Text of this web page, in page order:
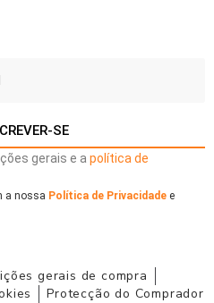
SE
gerais e a política de
a nossa Política de Privacidade e
gerais de compra
Protecção do Comprador